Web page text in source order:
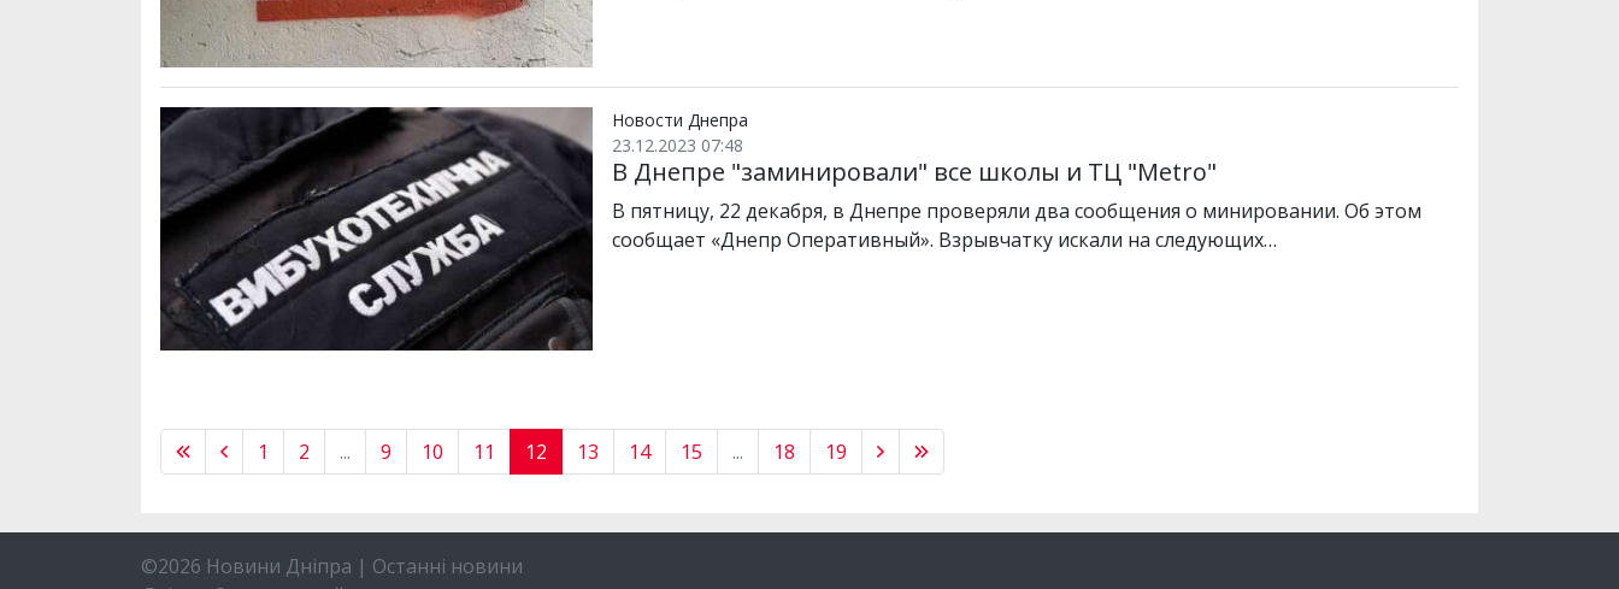
Новости Днепра
23.12.2023 07:48
В Днепре "заминировали" все школы и ТЦ "Metro"
В пятницу, 22 декабря, в Днепре проверяли два сообщения о минировании. Об этом
сообщает «Днепр Оперативный». Взрывчатку искали на следующих…
1 2 ... 9 10 11 12 13 14 15 ... 18 19
©2026 Новини Дніпра | Останні новини